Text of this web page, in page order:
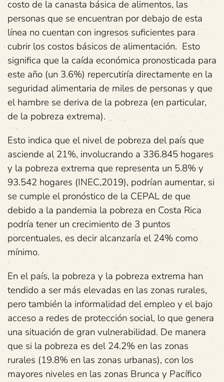
costo de la canasta básica de alimentos, las
personas que se encuentran por debajo de esta
línea no cuentan con ingresos suficientes para
cubrir los costos básicos de alimentación. Esto
significa que la caída económica pronosticada para
este año (un 3.6%) repercutiría directamente en la
seguridad alimentaria de miles de personas y que
el hambre se deriva de la pobreza (en particular,
de la pobreza extrema).
Esto indica que el nivel de pobreza del país que
asciende al 21%, involucrando a 336.845 hogares
y la pobreza extrema que representa un 5.8% y
93.542 hogares (INEC,2019), podrían aumentar, si
se cumple el pronóstico de la CEPAL de que
debido a la pandemia la pobreza en Costa Rica
podría tener un crecimiento de 3 puntos
porcentuales, es decir alcanzaría el 24% como
mínimo.
En el país, la pobreza y la pobreza extrema han
tendido a ser más elevadas en las zonas rurales,
pero también la informalidad del empleo y el bajo
acceso a redes de protección social, lo que genera
una situación de gran vulnerabilidad. De manera
que si la pobreza es del 24.2% en las zonas
rurales (19.8% en las zonas urbanas), con los
mayores niveles en las zonas Brunca y Pacífico